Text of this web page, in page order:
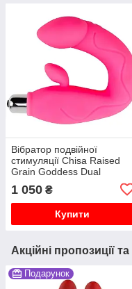
Вібратор подвійної
стимуляції Chisa Raised
Grain Goddess Dual
клітора, рожевий
1 050 ₴
Купити
Акційні пропозиції
Подарунок